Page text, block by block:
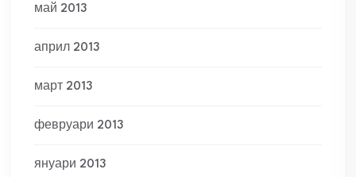
май 2013
април 2013
март 2013
февруари 2013
януари 2013